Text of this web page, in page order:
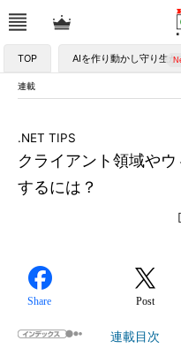
TOP AIを作り動かし守り生か
連載
クライアント領域や
するには？
.NET TIPS
[
Share Post
連載目次